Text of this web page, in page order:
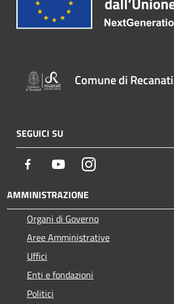
Comune di Recanati
SEGUICI SU
Facebook YoutubeInstagram
AMMINISTRAZIONE
Organi di Governo
Aree Amministrative
Uffici
Enti e fondazioni
Politici